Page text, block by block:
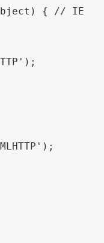
{ // IE